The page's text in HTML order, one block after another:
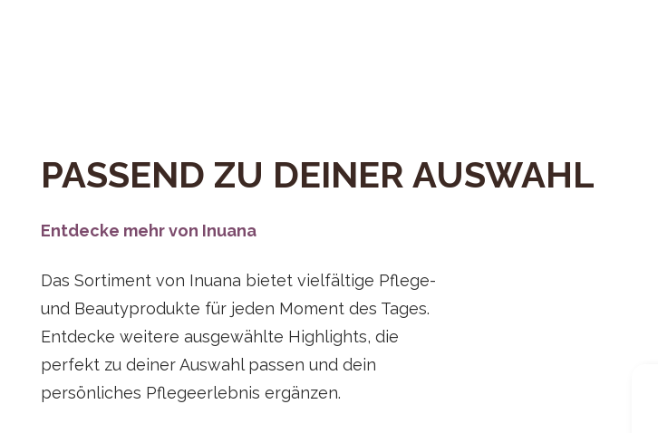
PASSEND ZU DEINER AUSWAHL
Entdecke mehr von Inuana
Das Sortiment von Inuana bietet vielfältige Pflege-
und Beautyprodukte für jeden Moment des Tages.
Entdecke weitere ausgewählte Highlights, die
perfekt zu deiner Auswahl passen und dein
persönliches Pflegeerlebnis ergänzen.